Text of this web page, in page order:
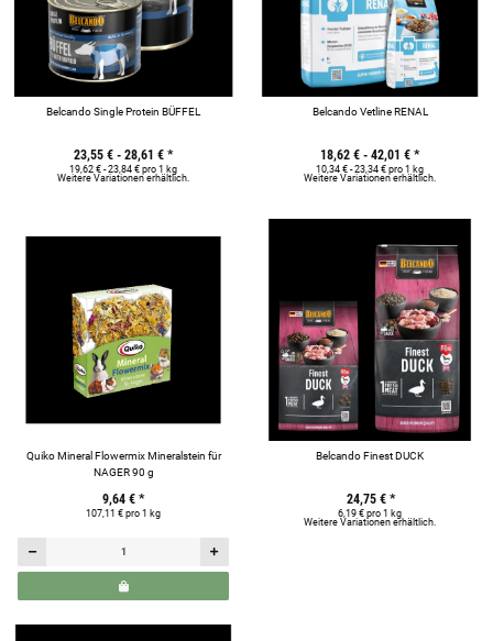
Belcando Single Protein BÜFFEL
23,55 € - 28,61 € *
19,62 € - 23,84 € pro 1 kg
Weitere Variationen erhältlich.
Belcando Vetline RENAL
18,62 € - 42,01 € *
10,34 € - 23,34 € pro 1 kg
Weitere Variationen erhältlich.
Quiko Mineral Flowermix Mineralstein für
NAGER 90 g
9,64 € *
107,11 € pro 1 kg
Belcando Finest DUCK
24,75 €*
6,19 € pro 1 kg
Weitere Variationen erhältlich.